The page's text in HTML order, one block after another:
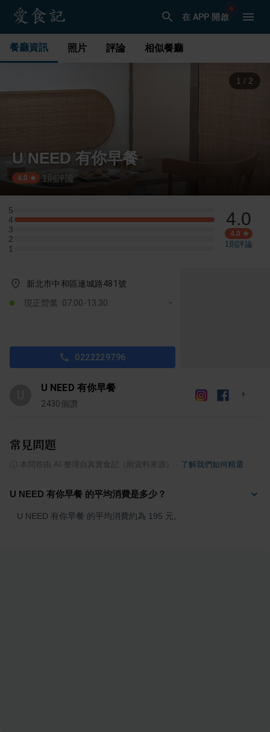
在 APP 開啟
餐廳資訊 照片 評論 相似餐廳
1 / 2
U NEED 有你早餐
4.0 ·1 則評論
5
5 星：0 則評論
4
4 星：1 則評論
3
3 星：0 則評論
2
2 星：0 則評論
1
1 星：0 則評論
4.0
4.0
1則評論
新北市中和區連城路481號
現正營業: 07:00-13:30
0222229796
U NEED 有你早餐
2430個讚
常見問題
本問答由 AI 整理自真實食記（附資料來源） 了解我們如何精選
U NEED 有你早餐 的平均消費是多少？
U NEED 有你早餐 的平均消費約為 195 元。